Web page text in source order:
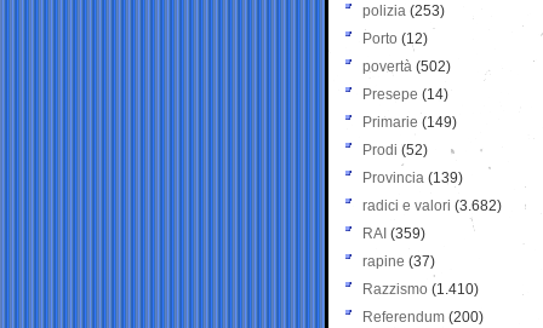
polizia (253)
Porto (12)
povertà (502)
Presepe (14)
Primarie (149)
Prodi (52)
Provincia (139)
radici e valori (3.682)
RAI (359)
rapine (37)
Razzismo (1.410)
Referendum (200)